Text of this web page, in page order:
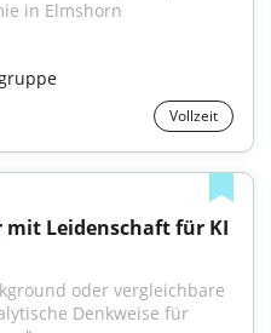
Vollzeit
mit Leidenschaft für KI
oder vergleichbare
Denkweise für